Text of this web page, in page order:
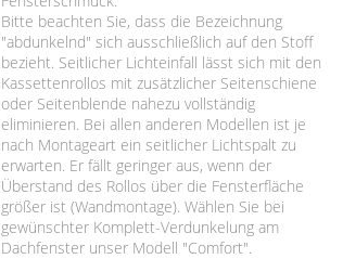
Bitte beachten Sie, dass die Bezeichnung
"abdunkelnd" sich ausschließlich auf den Stoff
bezieht. Seitlicher Lichteinfall lässt sich mit den
Kassettenrollos mit zusätzlicher Seitenschiene
oder Seitenblende nahezu vollständig
eliminieren. Bei allen anderen Modellen ist je
nach Montageart ein seitlicher Lichtspalt zu
erwarten. Er fällt geringer aus, wenn der
Überstand des Rollos über die Fensterfläche
größer ist (Wandmontage). Wählen Sie bei
gewünschter Komplett-Verdunkelung am
Dachfenster unser Modell "Comfort".